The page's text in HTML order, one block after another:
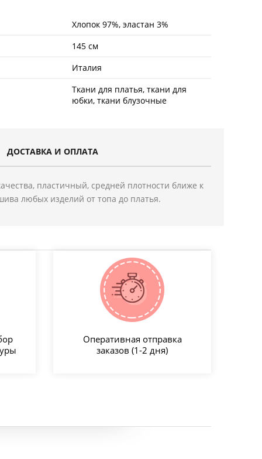
Хлопок 97%, эластан 3%
145 см
Италия
Ткани для платья, ткани для
юбки, ткани блузочные
ДОСТАВКА И ОПЛАТА
пластичный, средней плотности ближе к
любых изделий от топа до платья.
Оперативная отправка
заказов (1-2 дня)